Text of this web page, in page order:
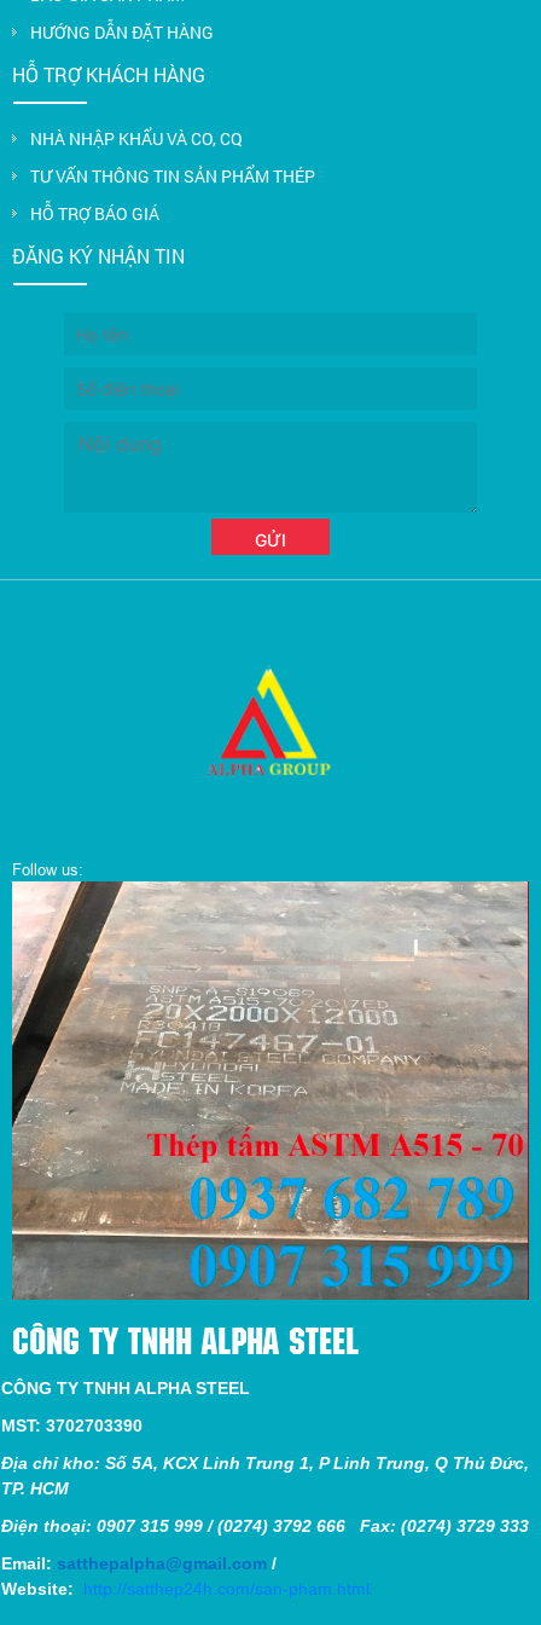
HƯỚNG DẪN ĐẶT HÀNG
HỖ TRỢ KHÁCH HÀNG
NHÀ NHẬP KHẨU VÀ CO, CQ
TƯ VẤN THÔNG TIN SẢN PHẨM THÉP
HỖ TRỢ BÁO GIÁ
ĐĂNG KÝ NHẬN TIN
Follow us:
CÔNG TY TNHH ALPHA STEEL
CÔNG TY TNHH ALPHA STEEL
MST: 3702703390
Địa chỉ kho: Số 5A, KCX Linh Trung 1, P Linh Trung, Q Thủ Đức,
TP. HCM
Điện thoại: 0907 315 999 / (0274) 3792 666 Fax: (0274) 3729 333
Email: satthepalpha@gmail.com /
Website:
http://satthep24h.com/san-pham.html